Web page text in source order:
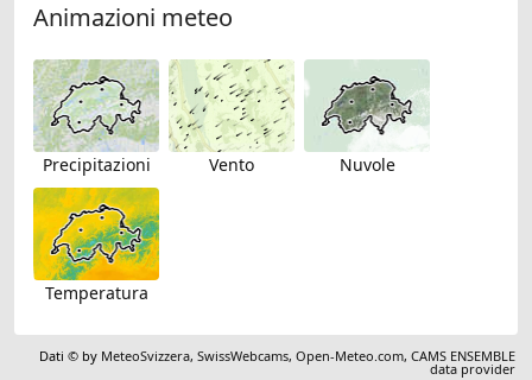
Animazioni meteo
Precipitazioni Vento Nuvole
Temperatura
Dati © by MeteoSvizzera,SwissWebcams,Open-Meteo.com,CAMS ENSEMBLE
data provider